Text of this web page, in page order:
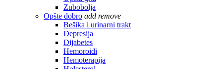
Zubobolja
Opšte dobro add remove
Bešika i urinarni trakt
Depresija
Dijabetes
Hemoroidi
Hemoterapija